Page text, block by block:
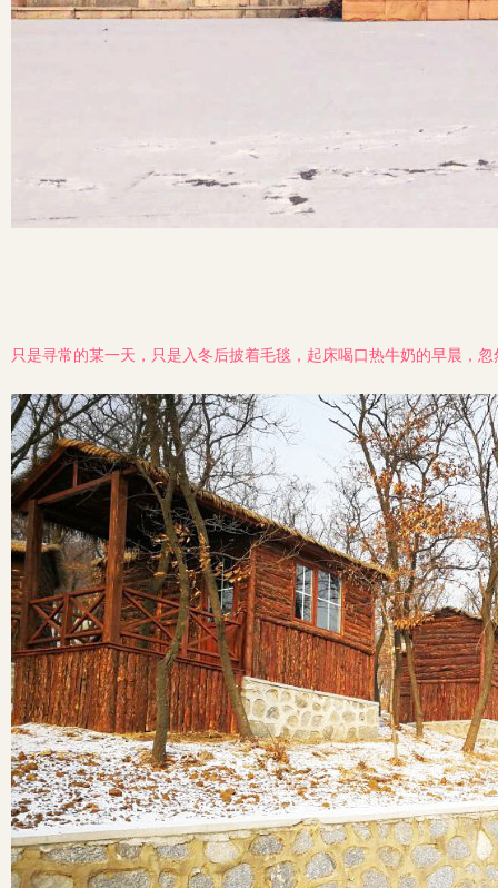
只是寻常的某一天，只是入冬后披着毛毯，起床喝口热牛奶的早晨，